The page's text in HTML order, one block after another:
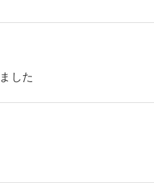
した